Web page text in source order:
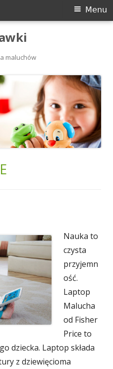
maluchów
Menu
Nauka to
czysta
przyjemn
ość.
Laptop
Malucha
od Fisher
Price to
dziecka. Laptop składa
z dziewięcioma